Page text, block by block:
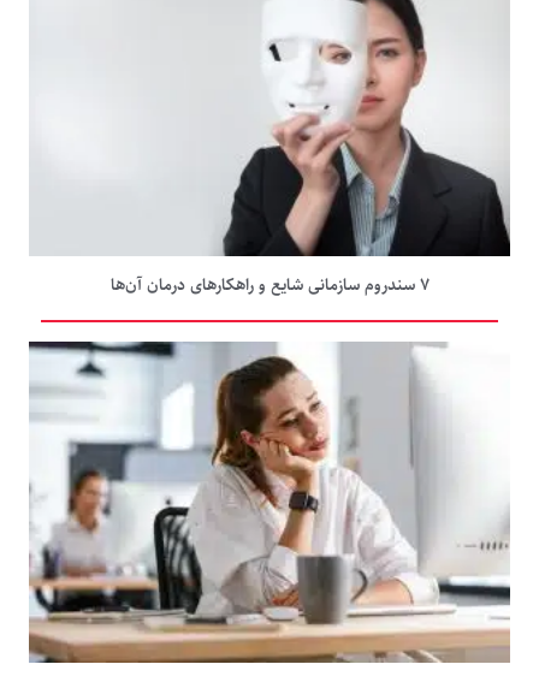
۷ سندروم سازمانی شایع و راهکارهای درمان آن‌ها